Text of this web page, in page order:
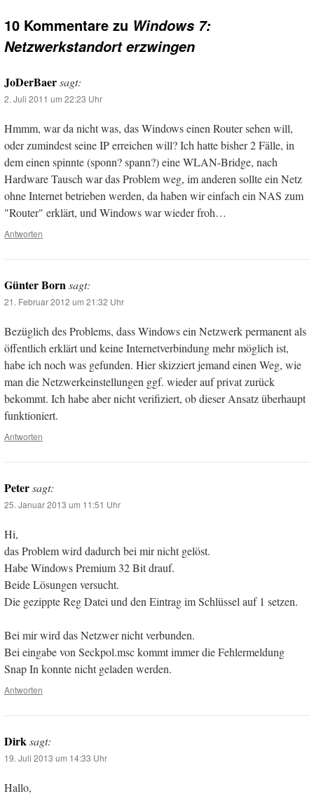
10 Kommentare zu Windows 7:
Netzwerkstandort erzwingen
JoDerBaersagt:
2. Juli 2011 um 22:23 Uhr
Hmmm, war da nicht was, das Windows einen Router sehen will,
oder zumindest seine IP erreichen will? Ich hatte bisher 2 Fälle, in
dem einen spinnte (sponn? spann?) eine WLAN-Bridge, nach
Hardware Tausch war das Problem weg, im anderen sollte ein Netz
ohne Internet betrieben werden, da haben wir einfach ein NAS zum
"Router" erklärt, und Windows war wieder froh…
Antworten
Günter Bornsagt:
21. Februar 2012 um 21:32 Uhr
Bezüglich des Problems, dass Windows ein Netzwerk permanent als
öffentlich erklärt und keine Internetverbindung mehr möglich ist,
habe ich noch was gefunden. Hier skizziert jemand einen Weg, wie
man die Netzwerkeinstellungen ggf. wieder auf privat zurück
bekommt. Ich habe aber nicht verifiziert, ob dieser Ansatz überhaupt
funktioniert.
Antworten
Petersagt:
25. Januar 2013 um 11:51 Uhr
Hi,
das Problem wird dadurch bei mir nicht gelöst.
Habe Windows Premium 32 Bit drauf.
Beide Lösungen versucht.
Die gezippte Reg Datei und den Eintrag im Schlüssel auf 1 setzen.
Bei mir wird das Netzwer nicht verbunden.
Bei eingabe von Seckpol.msc kommt immer die Fehlermeldung
Snap In konnte nicht geladen werden.
Antworten
Dirksagt:
19. Juli 2013 um 14:33 Uhr
Hallo,